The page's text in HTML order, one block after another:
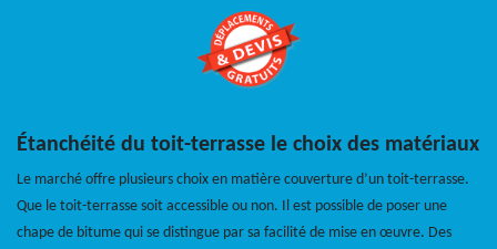
Étanchéité du toit-terrasse le choix des matériaux
Le marché offre plusieurs choix en matière couverture d’un toit-terrasse.
Que le toit-terrasse soit accessible ou non. Il est possible de poser une
chape de bitume qui se distingue par sa facilité de mise en œuvre. Des